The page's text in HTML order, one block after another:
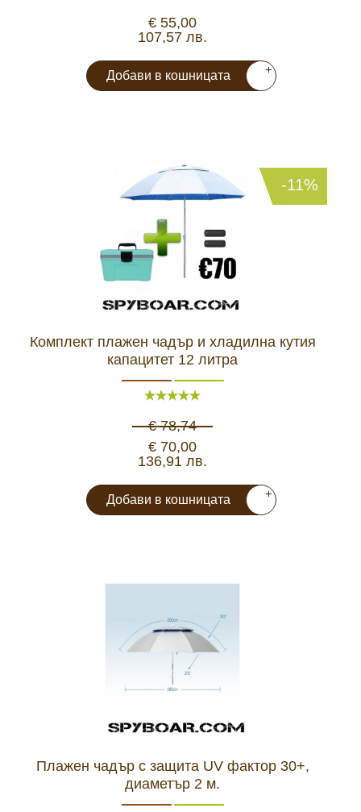
€ 55,00
107,57 лв.
Добави в кошницата +
-11%
Комплект плажен чадър и хладилна кутия
капацитет 12 литра
€ 78,74
€ 70,00
136,91 лв.
Добави в кошницата +
Плажен чадър с защита UV фактор 30+,
диаметър 2 м.